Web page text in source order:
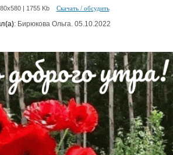
| 1755 Kb Скачать / обсудить
: Бирюкова Ольга. 05.10.2022